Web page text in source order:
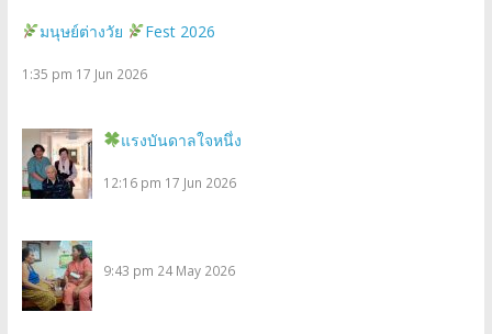
มนุษย์ต่างวัย Fest 2026
1:35 pm 17 Jun 2026
แรงบันดาลใจหนึ่ง
12:16 pm 17 Jun 2026
9:43 pm 24 May 2026